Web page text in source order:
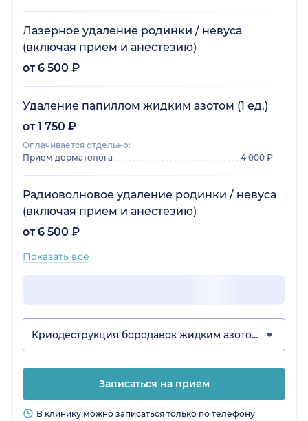
Лазерное удаление родинки / невуса
(включая прием и анестезию)
от 6 500 ₽
Удаление папиллом жидким азотом (1 ед.)
от 1 750 ₽
Оплачивается отдельно:
Прием дерматолога
4 000 ₽
Радиоволновое удаление родинки / невуса
(включая прием и анестезию)
от 6 500 ₽
Показать все
Криодеструкция бородавок жидким азотом
Записаться на прием
В клинику можно записаться только по телефону